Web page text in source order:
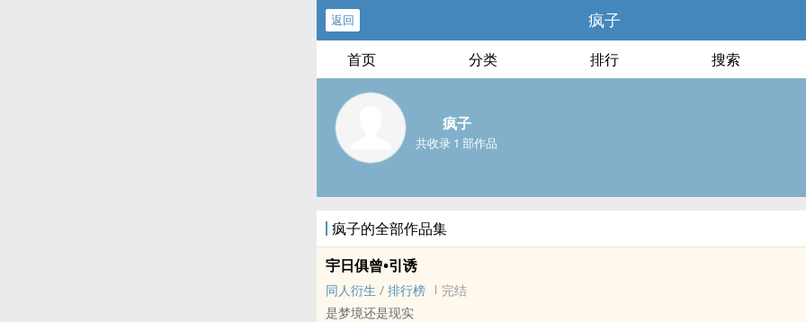
返回 疯子
首页 分类 排行 搜索
疯子
共收录 1 部作品
疯子的全部作品集
宇日俱曾•引诱
‌‍‎同‎‌人‌‎‎衍生 / 排行榜
完结
是梦境还是现实